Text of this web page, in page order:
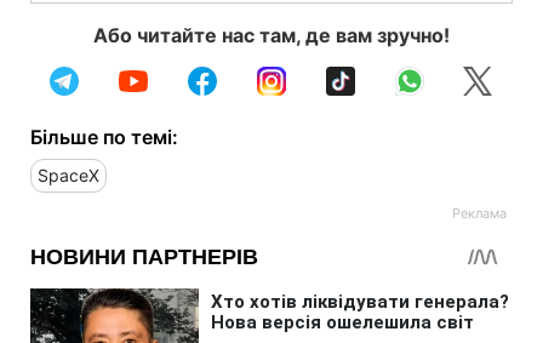
Або читайте нас там, де вам зручно!
Більше по темі:
SpaceX